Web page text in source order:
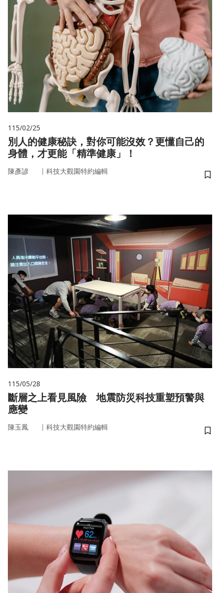
115/02/25
別人的健康秘訣，對你可能沒效？更懂自己的
身體，才更能「精準健康」！
陳彥諺 ｜ 科技大觀園特約編輯
儲
115/05/28
斷層之上看見風險 地震防災科技重塑預警與
應變
陳玉鳳 ｜ 科技大觀園特約編輯
儲